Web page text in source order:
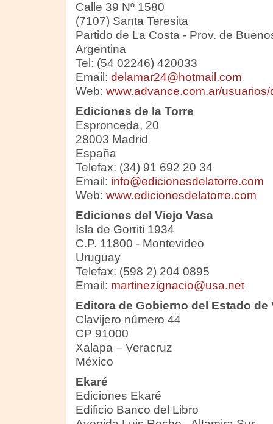
Calle 39 Nº 1580
(7107) Santa Teresita
Partido de La Costa - Prov. de
Argentina
Tel: (54 02246) 420033
Email: delamar24@hotmail.com
Web: www.advance.com.ar/usuarios/
Ediciones de la Torre
Espronceda, 20
28003 Madrid
España
Telefax: (34) 91 692 20 34
Email: info@edicionesdelatorre.com
Web: www.edicionesdelatorre.com
Ediciones del Viejo Vasa
Isla de Gorriti 1934
C.P. 11800 - Montevideo
Uruguay
Telefax: (598 2) 204 0895
Email: martinezignacio@usa.net
Editora de Gobierno del Estado de
Clavijero número 44
CP 91000
Xalapa – Veracruz
México
Ekaré
Ediciones Ekaré
Edificio Banco del Libro